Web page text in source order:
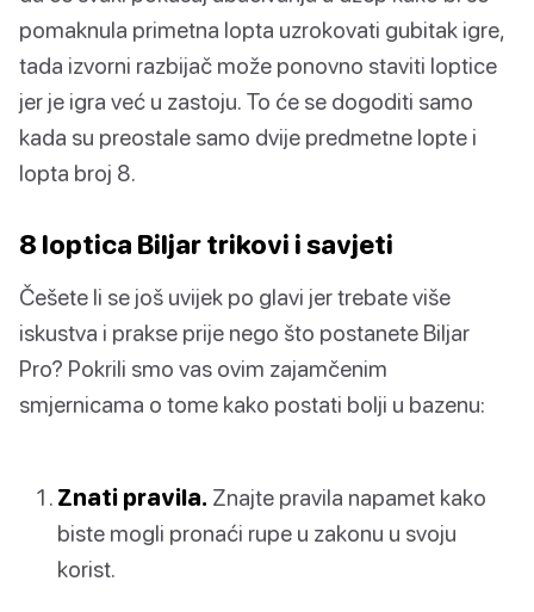
pomaknula primetna lopta uzrokovati gubitak igre,
tada izvorni razbijač može ponovno staviti loptice
jer je igra već u zastoju. To će se dogoditi samo
kada su preostale samo dvije predmetne lopte i
lopta broj 8.
8 loptica Biljar trikovi i savjeti
Češete li se još uvijek po glavi jer trebate više
iskustva i prakse prije nego što postanete Biljar
Pro? Pokrili smo vas ovim zajamčenim
smjernicama o tome kako postati bolji u bazenu:
Znati pravila. Znajte pravila napamet kako
biste mogli pronaći rupe u zakonu u svoju
korist.